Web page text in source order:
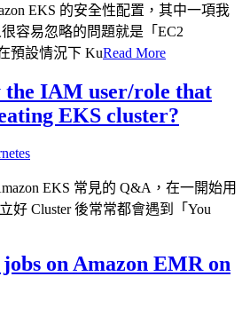
EKS 的安全性配置，其中一項我
容易忽略的問題就是「EC2
預設情況下 KuRead More
IAM user/role that
EKS cluster?
EKS 常見的 Q&A，在一開始用
好 Cluster 後常常都會遇到「You
on Amazon EMR on